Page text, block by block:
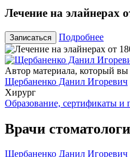
Лечение на элайнерах
Записаться Подробнее
Автор материала, который вы
Щербаненко Данил Игоревич
Хирург
Образование, сертификаты и
Врачи стоматологи
Щербаненко Данил Игоревич